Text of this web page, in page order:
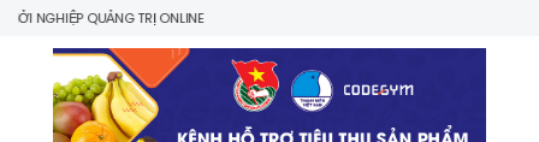
NGHIỆP QUẢNG TRỊ ONLINE